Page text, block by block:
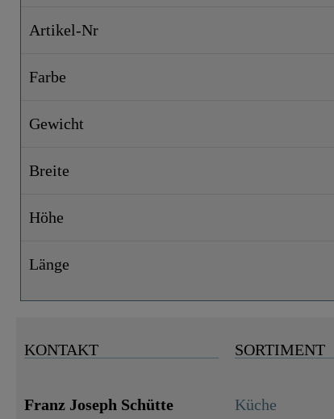
Artikel-Nr
Farbe
Gewicht
Breite
Höhe
Länge
KONTAKT
Franz Joseph Schütte
SORTIMENT
Küche